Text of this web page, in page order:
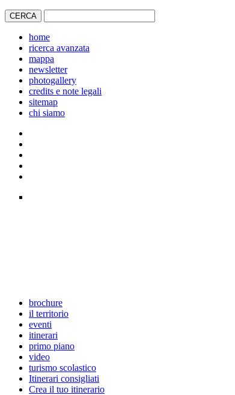
home
ricerca avanzata
mappa
newsletter
photogallery
credits e note legali
sitemap
chi siamo
brochure
il territorio
eventi
itinerari
primo piano
video
turismo scolastico
Itinerari consigliati
Crea il tuo itinerario